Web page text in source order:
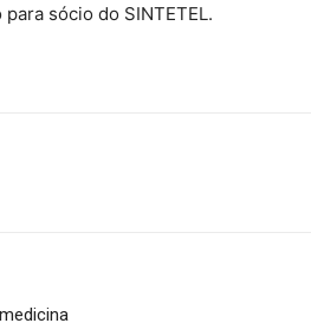
sócio do SINTETEL.